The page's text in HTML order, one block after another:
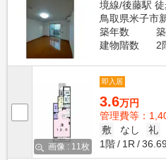
境線/後藤駅
鳥取県米子市
築年数
建物階数
2
画像 : 11枚
即入居
3.6万円
管理費等：
敷
なし 礼
1階
1R